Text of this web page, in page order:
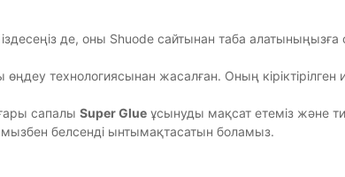
де, оны Shuode сайтынан таба алатыныңызға
технологиясынан жасалған. Оның
сапалы Super Glue ұсынуды мақсат етеміз және
белсенді ынтымақтасатын боламыз.